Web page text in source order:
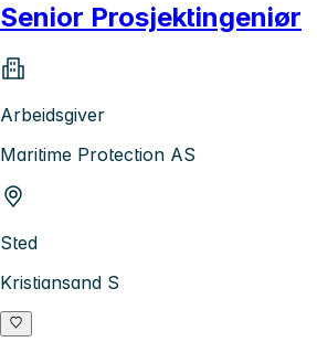
Senior Prosjektingeniør
Arbeidsgiver
Maritime Protection AS
Sted
Kristiansand S